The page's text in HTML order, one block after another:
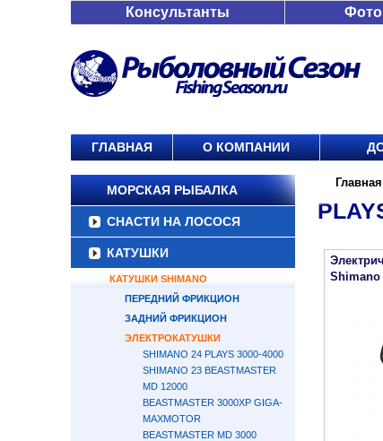
Консультанты
ГЛАВНАЯ О КОМПАНИИ
МОРСКАЯ РЫБАЛКА
СНАСТИ НА ЛОСОСЯ
КАТУШКИ
КАТУШКИ SHIMANO
ПЕРЕДНИЙ ФРИКЦИОН
ЗАДНИЙ ФРИКЦИОН
ЭЛЕКТРОКАТУШКИ
SHIMANO 24 PLAYS 3000-4000
SHIMANO 23 BEASTMASTER
MD 12000
BEASTMASTER 3000XP GIGA-
MAXMOTOR
BEASTMASTER MD 3000
Главная
Shimano